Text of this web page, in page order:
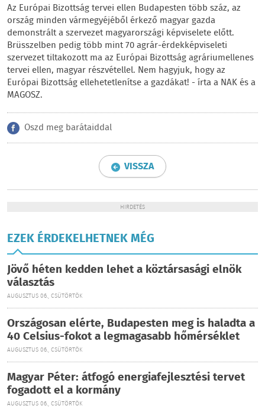
Az Európai Bizottság tervei ellen Budapesten több száz, az
ország minden vármegyéjéből érkező magyar gazda
demonstrált a szervezet magyarországi képviselete előtt.
Brüsszelben pedig több mint 70 agrár-érdekképviseleti
szervezet tiltakozott ma az Európai Bizottság agráriumellenes
tervei ellen, magyar részvétellel. Nem hagyjuk, hogy az
Európai Bizottság ellehetetlenítse a gazdákat! - írta a NAK és a
MAGOSZ.
Oszd meg barátaiddal
VISSZA
HIRDETÉS
EZEK ÉRDEKELHETNEK MÉG
Jövő héten kedden lehet a köztársasági elnök
választás
AUGUSZTUS 06., CSÜTÖRTÖK
Országosan elérte, Budapesten meg is haladta a
40 Celsius-fokot a legmagasabb hőmérséklet
AUGUSZTUS 06., CSÜTÖRTÖK
Magyar Péter: átfogó energiafejlesztési tervet
fogadott el a kormány
AUGUSZTUS 06., CSÜTÖRTÖK